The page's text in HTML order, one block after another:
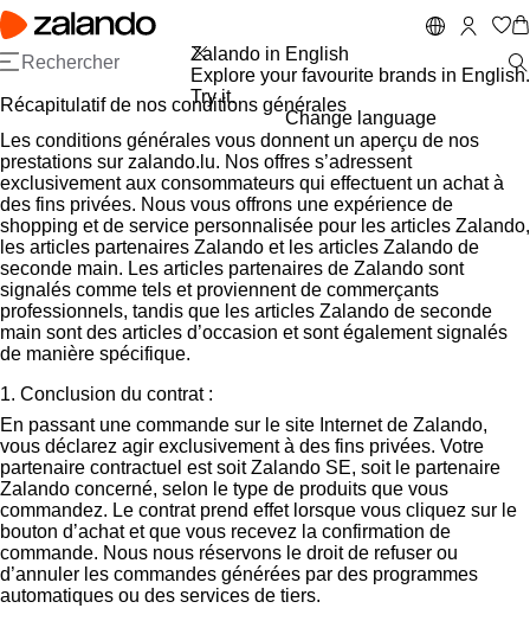
A
ll
e
r
a
u
c
o
n
t
e
n
u
p
ri
n
c
p
a
l
P
a
s
s
e
r
à
l
a
b
a
rr
e
d
e
r
e
h
e
r
c
h
e
Récapitulatif de nos conditions générales
Les conditions générales vous donnent un aperçu de nos
prestations sur zalando.lu. Nos offres s’adressent
exclusivement aux consommateurs qui effectuent un achat à
des fins privées. Nous vous offrons une expérience de
shopping et de service personnalisée pour les articles Zalando,
les articles partenaires Zalando et les articles Zalando de
seconde main. Les articles partenaires de Zalando sont
signalés comme tels et proviennent de commerçants
professionnels, tandis que les articles Zalando de seconde
main sont des articles d’occasion et sont également signalés
de manière spécifique.
1. Conclusion du contrat :
En passant une commande sur le site Internet de Zalando,
vous déclarez agir exclusivement à des fins privées. Votre
partenaire contractuel est soit Zalando SE, soit le partenaire
Zalando concerné, selon le type de produits que vous
commandez. Le contrat prend effet lorsque vous cliquez sur le
bouton d’achat et que vous recevez la confirmation de
commande. Nous nous réservons le droit de refuser ou
d’annuler les commandes générées par des programmes
automatiques ou des services de tiers.
Zalando in English
Explore your favourite brands in English.
Try it.
Change language